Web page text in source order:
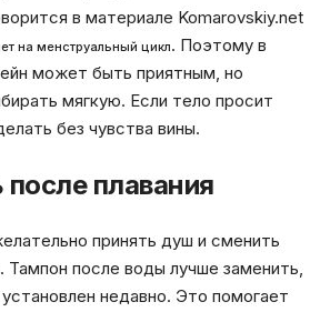
в материале Komarovskiy.net
на менструальный цикл. Поэтому в
может быть приятным, но
мягкую. Если тело просит
без чувства вины.
плавания
принять душ и сменить
Тампон после воды лучше заменить,
недавно. Это помогает